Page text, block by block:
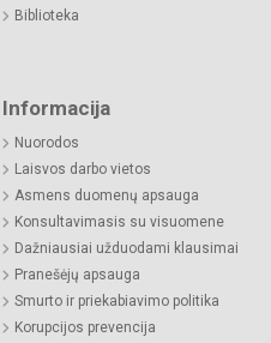
Biblioteka
Informacija
Nuorodos
Laisvos darbo vietos
Asmens duomenų apsauga
Konsultavimasis su visuomene
Dažniausiai užduodami klausimai
Pranešėjų apsauga
Smurto ir priekabiavimo politika
Korupcijos prevencija